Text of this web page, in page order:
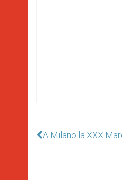
A Milano la XXX